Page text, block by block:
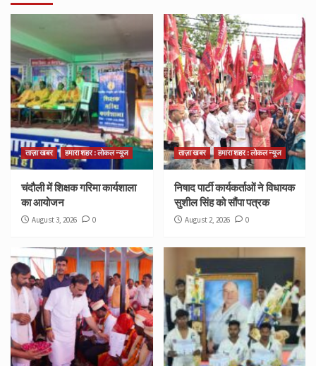
ताज़ा खबर हमारा शहर : लोकल न्यूज
चंदौली में शिक्षक गरिमा कार्यशाला
का आयोजन
August 3, 2026 0
ताज़ा खबर हमारा शहर : लोकल न्यूज
निषाद पार्टी कार्यकर्ताओं ने विधायक
सुशील सिंह को सौंपा पत्रक
August 2, 2026 0